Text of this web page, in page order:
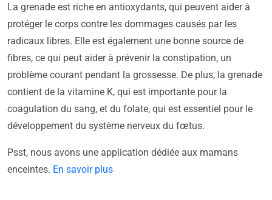
La grenade est riche en antioxydants, qui peuvent aider à
protéger le corps contre les dommages causés par les
radicaux libres. Elle est également une bonne source de
fibres, ce qui peut aider à prévenir la constipation, un
problème courant pendant la grossesse. De plus, la grenade
contient de la vitamine K, qui est importante pour la
coagulation du sang, et du folate, qui est essentiel pour le
développement du système nerveux du fœtus.
Psst, nous avons une application dédiée aux mamans
enceintes. En savoir plus